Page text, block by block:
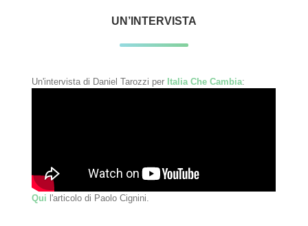
UN’INTERVISTA
Un'intervista di Daniel Tarozzi per Italia Che Cambia:
Qui l'articolo di Paolo Cignini.